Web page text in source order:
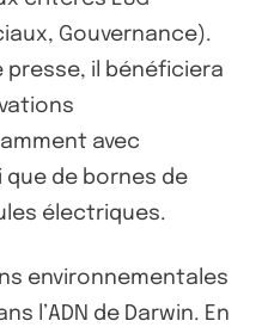
Gouvernance).
presse, il bénéficiera
avec
que de bornes de
électriques.
environnementales
l’ADN de Darwin. En